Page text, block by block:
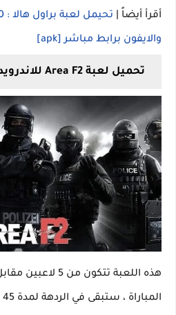
أقرأ أيضاً |
والايفون برابط مباشر [apk]
تحميل لعبة Area F2 للاندرويد والايفون